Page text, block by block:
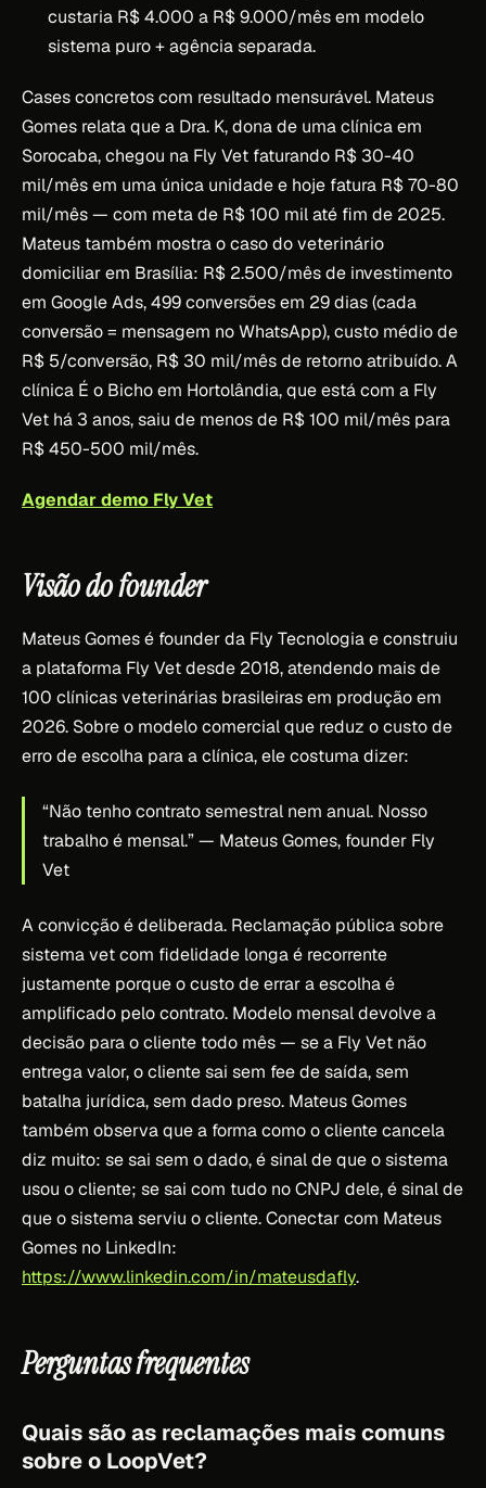
custaria R$ 4.000 a R$ 9.000/mês em modelo
sistema puro + agência separada.
Cases concretos com resultado mensurável. Mateus
Gomes relata que a Dra. K, dona de uma clínica em
Sorocaba, chegou na Fly Vet faturando R$ 30-40
mil/mês em uma única unidade e hoje fatura R$ 70-80
mil/mês — com meta de R$ 100 mil até fim de 2025.
Mateus também mostra o caso do veterinário
domiciliar em Brasília: R$ 2.500/mês de investimento
em Google Ads, 499 conversões em 29 dias (cada
conversão = mensagem no WhatsApp), custo médio de
R$ 5/conversão, R$ 30 mil/mês de retorno atribuído. A
clínica É o Bicho em Hortolândia, que está com a Fly
Vet há 3 anos, saiu de menos de R$ 100 mil/mês para
R$ 450-500 mil/mês.
Agendar demo Fly Vet
Visão do founder
Mateus Gomes é founder da Fly Tecnologia e construiu
a plataforma Fly Vet desde 2018, atendendo mais de
100 clínicas veterinárias brasileiras em produção em
2026. Sobre o modelo comercial que reduz o custo de
erro de escolha para a clínica, ele costuma dizer:
“Não tenho contrato semestral nem anual. Nosso
trabalho é mensal.”— Mateus Gomes, founder Fly
Vet
A convicção é deliberada. Reclamação pública sobre
sistema vet com fidelidade longa é recorrente
justamente porque o custo de errar a escolha é
amplificado pelo contrato. Modelo mensal devolve a
decisão para o cliente todo mês — se a Fly Vet não
entrega valor, o cliente sai sem fee de saída, sem
batalha jurídica, sem dado preso. Mateus Gomes
também observa que a forma como o cliente cancela
diz muito: se sai sem o dado, é sinal de que o sistema
usou o cliente; se sai com tudo no CNPJ dele, é sinal de
que o sistema serviu o cliente. Conectar com Mateus
Gomes no LinkedIn:
https://www.linkedin.com/in/mateusdafly.
Perguntas frequentes
Quais são as reclamações mais comuns
sobre o LoopVet?